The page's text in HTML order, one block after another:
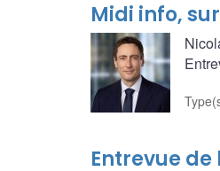
Midi info,
Entrevue